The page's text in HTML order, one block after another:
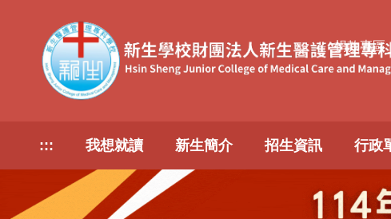
捐款專區
::: 我想就讀 新生簡介 招生資訊 行政